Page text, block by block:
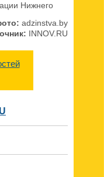
Нижнего
adzinstva.by
INNOV.RU